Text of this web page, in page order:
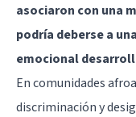
asociaron con una
podría deberse a
emocional
En comunidades
discriminación y